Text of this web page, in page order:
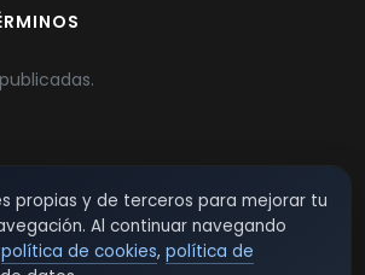
propias y de terceros para mejorar tu
Al continuar navegando
política de cookies, política de